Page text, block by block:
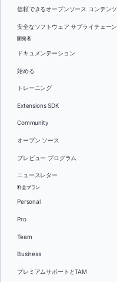
信頼できるオープンソース コンテンツ
安全なソフトウェア サプライチェーン
開発者
ドキュメンテーション
始める
トレーニング
Extensions SDK
Community
オープン ソース
プレビュー プログラム
ニュースレター
料金プラン
Personal
Pro
Team
Business
プレミアムサポートとTAM